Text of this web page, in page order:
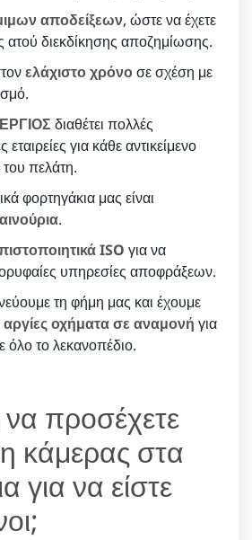
αποδείξεων, ώστε να έχετε
ατού διεκδίκησης αποζημίωσης.
ελάχιστο χρόνοσε σχέση με
διαθέτει πολλές
εταιρείες για κάθε αντικείμενο
πελάτη.
φορτηγάκια μας είναι
.
ISO για να
υπηρεσίες αποφράξεων.
τη φήμη μας και έχουμε
αργίες οχήματα σε αναμονή για
όλο το λεκανοπέδιο.
να προσέχετε
κάμερας στα
για να είστε